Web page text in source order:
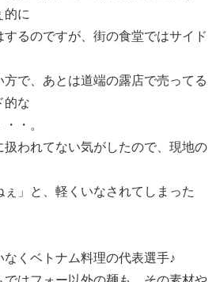
的に
するのですが、街の食堂ではサイド
で、あとは道端の露店で売ってる
的な
・。
扱われてない気がしたので、現地の
ぇ」と、軽くいなされてしまった
くベトナム料理の代表選手♪